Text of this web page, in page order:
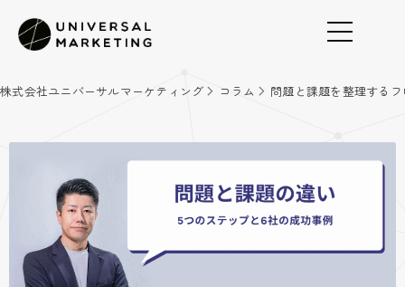
株式会社ユニバーサルマーケティング コラム 問題と課題を整理する